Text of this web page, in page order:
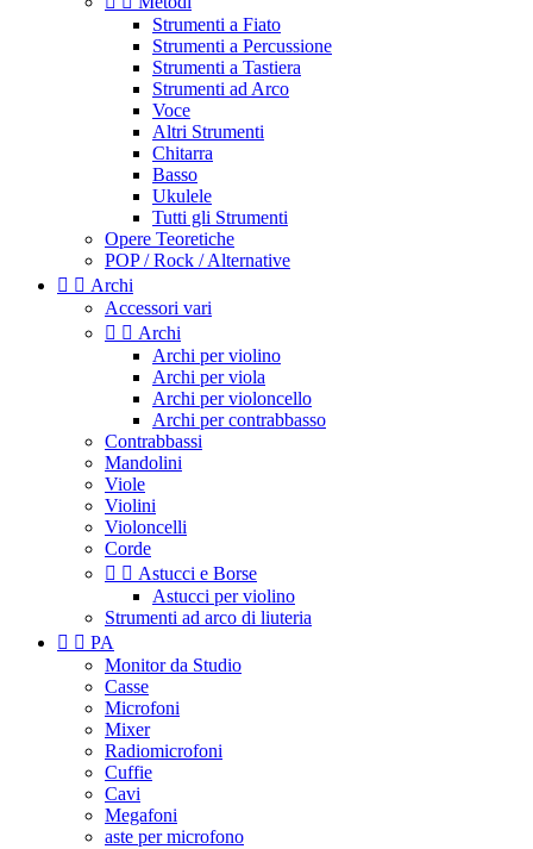
Strumenti a Fiato
Strumenti a Percussione
Strumenti a Tastiera
Strumenti ad Arco
Voce
Altri Strumenti
Chitarra
Basso
Ukulele
Tutti gli Strumenti
Opere Teoretiche
POP / Rock / Alternative
  Archi
Accessori vari
  Archi
Archi per violino
Archi per viola
Archi per violoncello
Archi per contrabbasso
Contrabbassi
Mandolini
Viole
Violini
Violoncelli
Corde
  Astucci e Borse
Astucci per violino
Strumenti ad arco di liuteria
  PA
Monitor da Studio
Casse
Microfoni
Mixer
Radiomicrofoni
Cuffie
Cavi
Megafoni
aste per microfono